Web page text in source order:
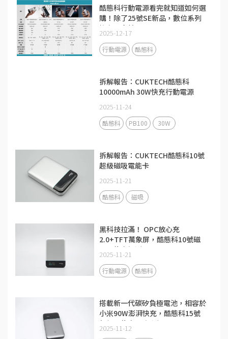
酷態科行動電源看完就知道如何選
購！除了25號SE新品，數位系列
擁有更多精品
2025-12-17
行動電源 酷態科
拆解報告：CUKTECH酷態科
10000mAh 30W快充行動電源
2025-11-24
酷態科 PB100 30W
拆解報告：CUKTECH酷態科10號
超級磁吸電能卡
2025-11-21
酷態科 磁吸
黑科技拉滿！ OPC放心充
2.0+TFT萬象屏，酷態科10號磁
吸電能卡評測
2025-11-21
行動電源 酷態科
搭載新一代碳矽負極電池，相容於
小米90W澎湃快充，酷態科15號
超級電能卡Air評測
2025-11-12